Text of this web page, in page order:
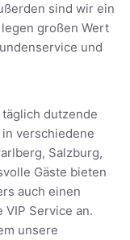
sind wir ein
großen Wert
und
dutzende
verschiedene
Salzburg,
Gäste bieten
auch einen
Service an.
unsere